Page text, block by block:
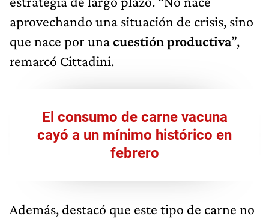
aprovechando una situación de crisis, sino
que nace por unacuestión productiva”,
remarcó Cittadini.
El consumo de carne vacuna
cayó a un mínimo histórico en
febrero
Además, destacó que este tipo de carne no